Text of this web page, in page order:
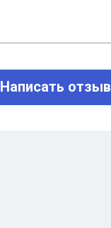
Написать отзыв